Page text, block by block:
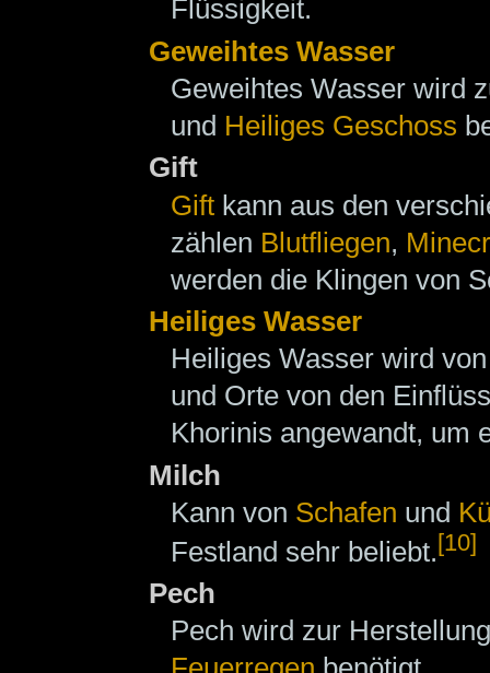
Flüssigkeit.
Geweihtes Wasser
Geweihtes Wasser wird
und Heiliges Geschoss
Gift
Gift kann aus den
zählen Blutfliegen,
werden die Klingen von
Heiliges Wasser
Heiliges Wasser wird
und Orte von den
Khorinis angewandt, um
Milch
Kann von Schafen und
Festland sehr beliebt.[10]
Pech
Pech wird zur